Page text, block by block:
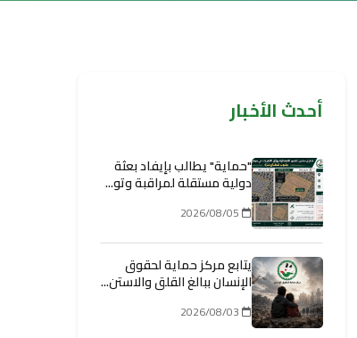
أحدث الأخبار
"حماية" يطالب بإيفاد بعثة
دولية مستقلة لمراقبة وتو...
يتابع مركز حماية لحقوق
الإنسان ببالغ القلق والاستن...